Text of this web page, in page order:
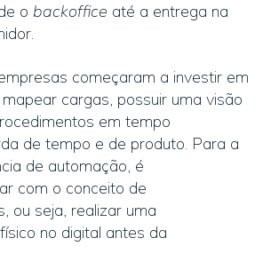
o backoffice até a entrega na
começaram a investir em
cargas, possuir uma visão
em tempo
de tempo e de produto. Para a
de automação, é
com o conceito de
ou seja, realizar uma
no digital antes da